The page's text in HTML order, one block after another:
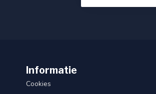
Informatie
Cookies